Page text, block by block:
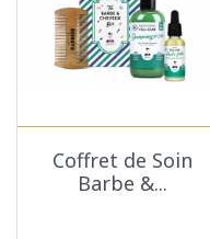
Coffret de Soin
Barbe &...